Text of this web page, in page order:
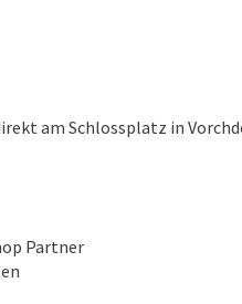
am Schlossplatz in
Partner